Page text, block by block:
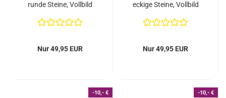
runde Steine, Vollbild
Nur 49,95 EUR
eckige Steine, Vollbild
Nur 49,95 EUR
-10,- € -10,- €